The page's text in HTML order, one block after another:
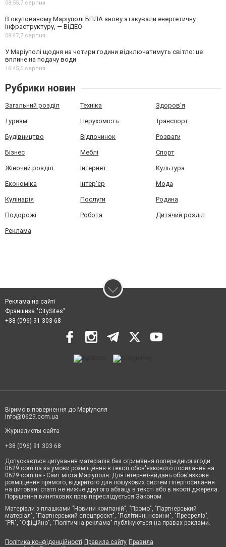
08:55,7 серпня
В окупованому Маріуполі БПЛА знову атакували енергетичну
інфраструктуру, — ВІДЕО
08:47,7 серпня
У Маріуполі щодня на чотири години відключатимуть світло: це
вплине на подачу води
16:45,6 серпня
Рубрики новин
Загальний розділ Техніка Здоров'я
Туризм Нерухомість Транспорт
Будівництво Відпочинок Розваги
Бізнес Меблі Спорт
Жіночий розділ Інтернет Культура
Економіка Інтер'єр Мода
Кулінарія Послуги Родина
Подорожі Робота Дитячий розділ
Реклама
Реклама на сайті
Франшиза "CitySites"
+38 (096) 91 303 68
Віримо в повернення до Маріуполя
info@0629.com.ua
Журналисты сайта
+38 (096) 91 303 68
Допускається цитування матеріалів без отримання попередньої згоди
0629.com.ua за умови розміщення в тексті обов'язкового посилання на
0629.com.ua - Сайт міста Маріуполя. Для інтернет-видань обов'язкове
розміщення прямого, відкритого для пошукових систем гіперпосилання
на цитовані статті не нижче другого абзацу в тексті або в якості джерела.
Порушення виняткових прав переслідується Законом.
Матеріали з плашками "Новини компаній", "Промо", "Партнерський
матеріал", "Партнерський спецпроєкт", "Політичні новини", "Пресреліз",
"PR", "Офіційно", "Політична реклама" публікуються на правах реклами.
Політика конфіденційності Правила сайту Правила